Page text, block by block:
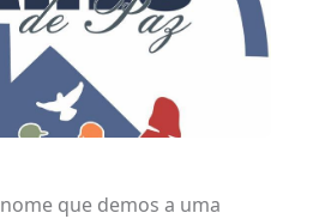
que demos a uma